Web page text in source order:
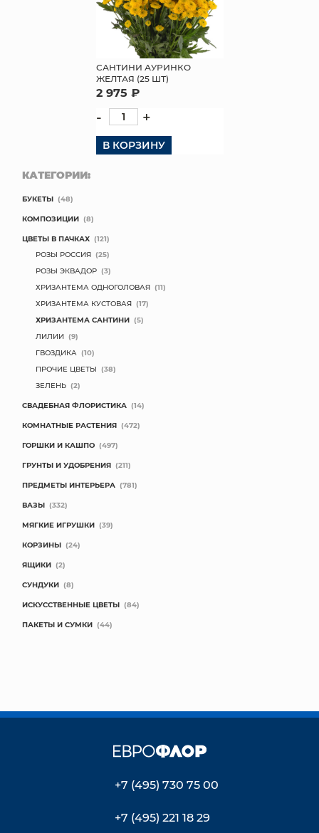
САНТИНИ АУРИНКО
ЖЕЛТАЯ (25 ШТ)
2 975 ₽
- +
В КОРЗИНУ
КАТЕГОРИИ:
БУКЕТЫ (48)
КОМПОЗИЦИИ (8)
ЦВЕТЫ В ПАЧКАХ (121)
РОЗЫ РОССИЯ (25)
РОЗЫ ЭКВАДОР (3)
ХРИЗАНТЕМА ОДНОГОЛОВАЯ (11)
ХРИЗАНТЕМА КУСТОВАЯ (17)
ХРИЗАНТЕМА САНТИНИ (5)
ЛИЛИИ (9)
ГВОЗДИКА (10)
ПРОЧИЕ ЦВЕТЫ (38)
ЗЕЛЕНЬ (2)
СВАДЕБНАЯ ФЛОРИСТИКА (14)
КОМНАТНЫЕ РАСТЕНИЯ (472)
ГОРШКИ И КАШПО (497)
ГРУНТЫ И УДОБРЕНИЯ (211)
ПРЕДМЕТЫ ИНТЕРЬЕРА (781)
ВАЗЫ (332)
МЯГКИЕ ИГРУШКИ (39)
КОРЗИНЫ (24)
ЯЩИКИ (2)
СУНДУКИ (8)
ИСКУССТВЕННЫЕ ЦВЕТЫ (84)
ПАКЕТЫ И СУМКИ (44)
+7 (495) 730 75 00
+7 (495) 221 18 29